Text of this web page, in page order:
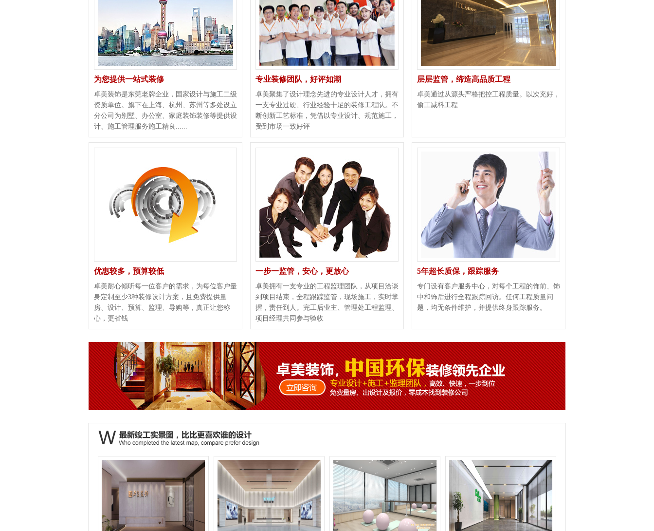
为您提供一站式装修
卓美装饰是东莞老牌企业，国家设计与施工二级
资质单位。旗下在上海、杭州、苏州等多处设立
分公司为别墅、办公室、家庭装饰装修等提供设
计、施工管理服务施工精良......
专业装修团队，好评如潮
卓美聚集了设计理念先进的专业设计人才，拥有
一支专业过硬、行业经验十足的装修工程队。不
断创新工艺标准，凭借以专业设计、规范施工，
受到市场一致好评
层层监管，缔造高品质工程
卓美通过从源头严格把控工程质量。以次充好，
偷工减料工程
优惠较多，预算较低
卓美耐心倾听每一位客户的需求，为每位客户量
身定制至少3种装修设计方案，且免费提供量
房、设计、预算、监理、导购等，真正让您称
心，更省钱
一步一监管，安心，更放心
卓美拥有一支专业的工程监理团队，从项目洽谈
到项目结束，全程跟踪监管，现场施工，实时掌
握，责任到人。完工后业主、管理处工程监理、
项目经理共同参与验收
5年超长质保，跟踪服务
专门设有客户服务中心，对每个工程的饰前、饰
中和饰后进行全程跟踪回访。任何工程质量问
题，均无条件维护，并提供终身跟踪服务。